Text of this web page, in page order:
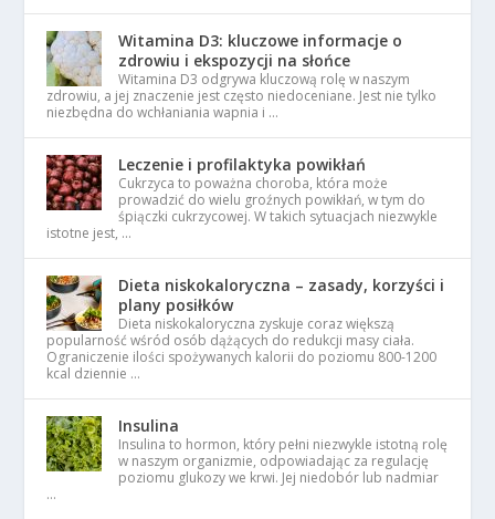
Witamina D3: kluczowe informacje o
zdrowiu i ekspozycji na słońce
Witamina D3 odgrywa kluczową rolę w naszym
zdrowiu, a jej znaczenie jest często niedoceniane. Jest nie tylko
niezbędna do wchłaniania wapnia i …
Leczenie i profilaktyka powikłań
Cukrzyca to poważna choroba, która może
prowadzić do wielu groźnych powikłań, w tym do
śpiączki cukrzycowej. W takich sytuacjach niezwykle
istotne jest, …
Dieta niskokaloryczna – zasady, korzyści i
plany posiłków
Dieta niskokaloryczna zyskuje coraz większą
popularność wśród osób dążących do redukcji masy ciała.
Ograniczenie ilości spożywanych kalorii do poziomu 800-1200
kcal dziennie …
Insulina
Insulina to hormon, który pełni niezwykle istotną rolę
w naszym organizmie, odpowiadając za regulację
poziomu glukozy we krwi. Jej niedobór lub nadmiar
…